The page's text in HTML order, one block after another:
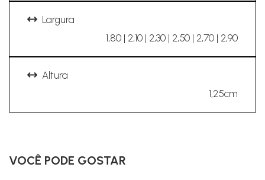
Largura
1,80 | 2,10 | 2,30 | 2,50 | 2,70 | 2,90
Altura
1,25cm
VOCÊ PODE GOSTAR